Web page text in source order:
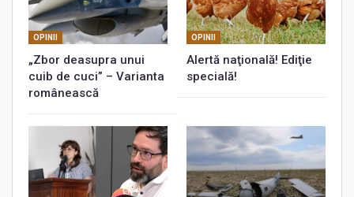
OPINII
„Zbor deasupra unui
cuib de cuci” – Varianta
românească
OPINII
Alertă naţională! Ediţie
specială!